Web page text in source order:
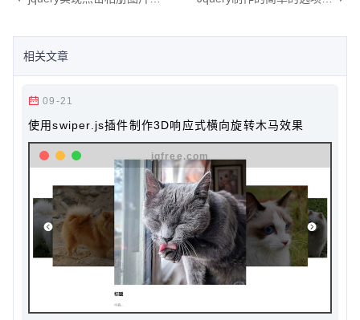
相关文章
09-21
使用swiper.js插件制作3D响应式横向旋转木马效果